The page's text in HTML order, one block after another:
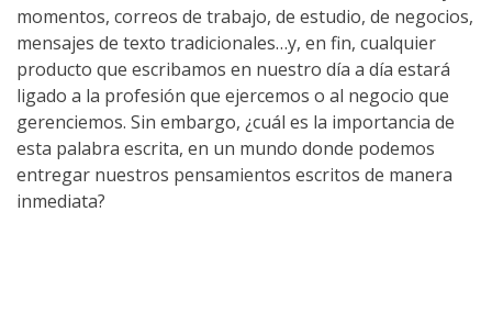
momentos, correos de trabajo, de estudio, de negocios,
mensajes de texto tradicionales…y, en fin, cualquier
producto que escribamos en nuestro día a día estará
ligado a la profesión que ejercemos o al negocio que
gerenciemos. Sin embargo, ¿cuál es la importancia de
esta palabra escrita, en un mundo donde podemos
entregar nuestros pensamientos escritos de manera
inmediata?